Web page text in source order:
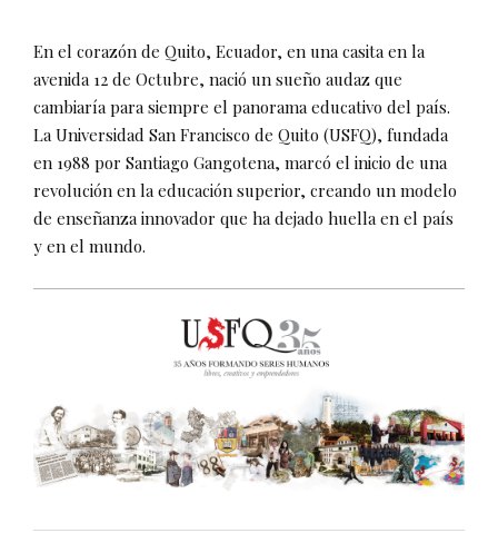
En el corazón de Quito, Ecuador, en una casita en la
avenida 12 de Octubre, nació un sueño audaz que
cambiaría para siempre el panorama educativo del país.
La Universidad San Francisco de Quito (USFQ), fundada
en 1988 por Santiago Gangotena, marcó el inicio de una
revolución en la educación superior, creando un modelo
de enseñanza innovador que ha dejado huella en el país
y en el mundo.